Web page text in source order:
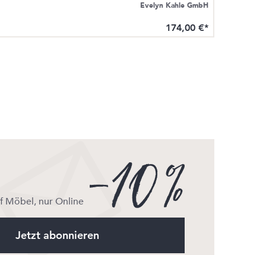
Evelyn Kahle GmbH
174,00 €*
Möbel, nur Online
Jetzt abonnieren